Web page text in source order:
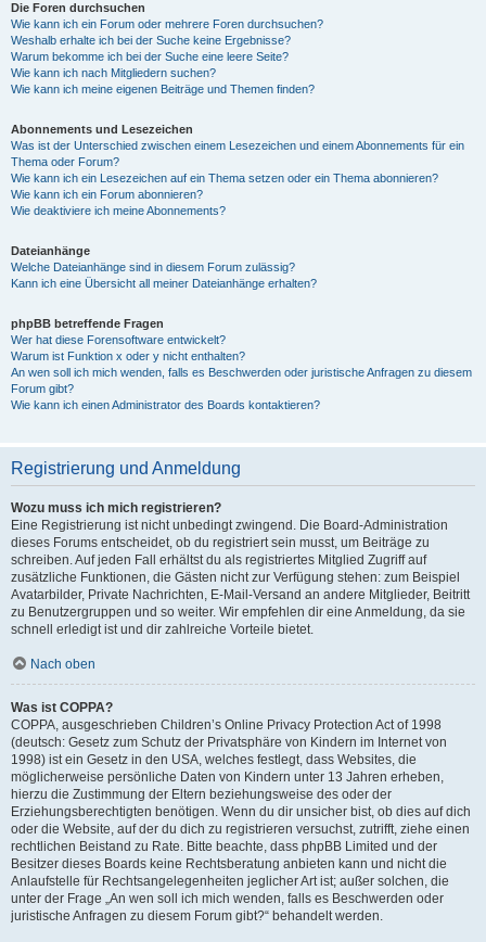
Die Foren durchsuchen
Wie kann ich ein Forum oder mehrere Foren durchsuchen?
Weshalb erhalte ich bei der Suche keine Ergebnisse?
Warum bekomme ich bei der Suche eine leere Seite?
Wie kann ich nach Mitgliedern suchen?
Wie kann ich meine eigenen Beiträge und Themen finden?
Abonnements und Lesezeichen
Was ist der Unterschied zwischen einem Lesezeichen und einem Abonnements für ein
Thema oder Forum?
Wie kann ich ein Lesezeichen auf ein Thema setzen oder ein Thema abonnieren?
Wie kann ich ein Forum abonnieren?
Wie deaktiviere ich meine Abonnements?
Dateianhänge
Welche Dateianhänge sind in diesem Forum zulässig?
Kann ich eine Übersicht all meiner Dateianhänge erhalten?
phpBB betreffende Fragen
Wer hat diese Forensoftware entwickelt?
Warum ist Funktion x oder y nicht enthalten?
An wen soll ich mich wenden, falls es Beschwerden oder juristische Anfragen zu diesem
Forum gibt?
Wie kann ich einen Administrator des Boards kontaktieren?
Registrierung und Anmeldung
Wozu muss ich mich registrieren?
Eine Registrierung ist nicht unbedingt zwingend. Die Board-Administration
dieses Forums entscheidet, ob du registriert sein musst, um Beiträge zu
schreiben. Auf jeden Fall erhältst du als registriertes Mitglied Zugriff auf
zusätzliche Funktionen, die Gästen nicht zur Verfügung stehen: zum Beispiel
Avatarbilder, Private Nachrichten, E-Mail-Versand an andere Mitglieder, Beitritt
zu Benutzergruppen und so weiter. Wir empfehlen dir eine Anmeldung, da sie
schnell erledigt ist und dir zahlreiche Vorteile bietet.
Nach oben
Was ist COPPA?
COPPA, ausgeschrieben Children’s Online Privacy Protection Act of 1998
(deutsch: Gesetz zum Schutz der Privatsphäre von Kindern im Internet von
1998) ist ein Gesetz in den USA, welches festlegt, dass Websites, die
möglicherweise persönliche Daten von Kindern unter 13 Jahren erheben,
hierzu die Zustimmung der Eltern beziehungsweise des oder der
Erziehungsberechtigten benötigen. Wenn du dir unsicher bist, ob dies auf dich
oder die Website, auf der du dich zu registrieren versuchst, zutrifft, ziehe einen
rechtlichen Beistand zu Rate. Bitte beachte, dass phpBB Limited und der
Besitzer dieses Boards keine Rechtsberatung anbieten kann und nicht die
Anlaufstelle für Rechtsangelegenheiten jeglicher Art ist; außer solchen, die
unter der Frage „An wen soll ich mich wenden, falls es Beschwerden oder
juristische Anfragen zu diesem Forum gibt?“ behandelt werden.